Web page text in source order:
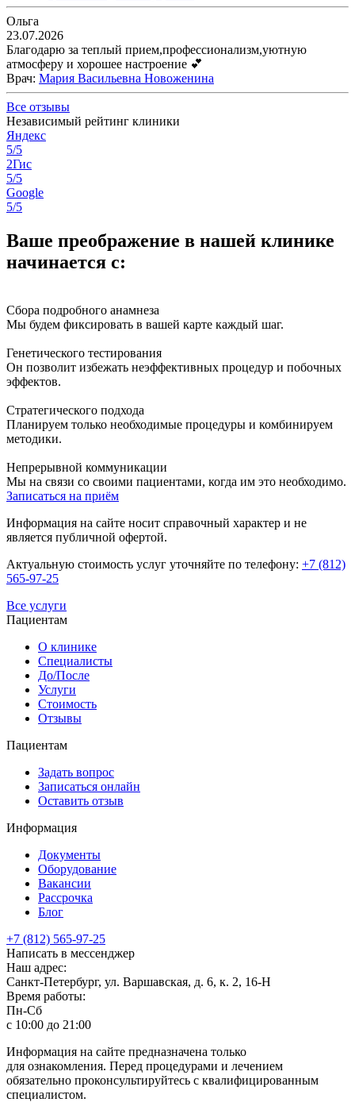
Ольга
23.07.2026
Благодарю за теплый прием,профессионализм,уютную
атмосферу и хорошее настроение 💕
Врач: Мария Васильевна Новоженина
Все отзывы
Независимый рейтинг клиники
Яндекс
5/5
2Гис
5/5
Google
5/5
Ваше преображение в нашей клинике
начинается с:
Сбора подробного анамнеза
Мы будем фиксировать в вашей карте каждый шаг.
Генетического тестирования
Он позволит избежать неэффективных процедур и побочных
эффектов.
Стратегического подхода
Планируем только необходимые процедуры и комбинируем
методики.
Непрерывной коммуникации
Мы на связи со своими пациентами, когда им это необходимо.
Записаться на приём
Информация на сайте носит справочный характер и не
является публичной офертой.
Актуальную стоимость услуг уточняйте по телефону: +7 (812)
565-97-25
Все услуги
Пациентам
О клинике
Специалисты
До/После
Услуги
Стоимость
Отзывы
Пациентам
Задать вопрос
Записаться онлайн
Оставить отзыв
Информация
Документы
Оборудование
Вакансии
Рассрочка
Блог
+7 (812) 565-97-25
Написать в мессенджер
Наш адрес:
Санкт-Петербург, ул. Варшавская, д. 6, к. 2, 16-Н
Время работы:
Пн-Сб
с 10:00 до 21:00
Информация на сайте предназначена только
для ознакомления. Перед процедурами и лечением
обязательно проконсультируйтесь с квалифицированным
специалистом.